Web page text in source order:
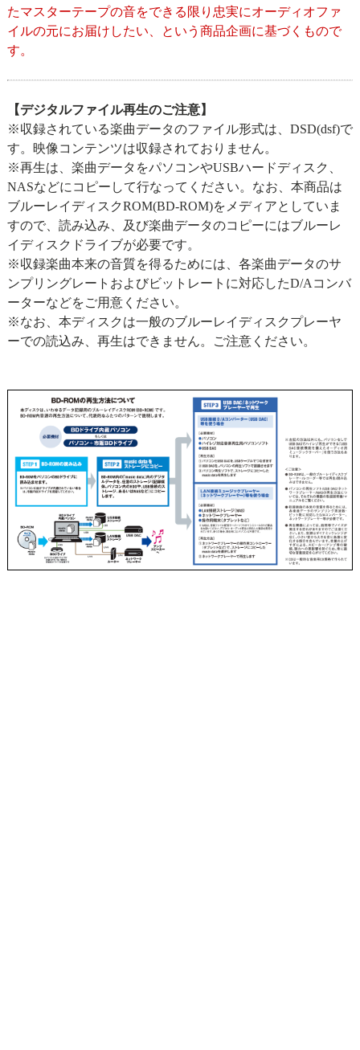
たマスターテープの音をできる限り忠実にオーディオファ
イルの元にお届けしたい、という商品企画に基づくもので
す。
【デジタルファイル再生のご注意】
※収録されている楽曲データのファイル形式は、DSD(dsf)で
す。映像コンテンツは収録されておりません。
※再生は、楽曲データをパソコンやUSBハードディスク、
NASなどにコピーして行なってください。なお、本商品は
ブルーレイディスクROM(BD-ROM)をメディアとしていま
すので、読み込み、及び楽曲データのコピーにはブルーレ
イディスクドライブが必要です。
※収録楽曲本来の音質を得るためには、各楽曲データのサ
ンプリングレートおよびビットレートに対応したD/Aコンバ
ーターなどをご用意ください。
※なお、本ディスクは一般のブルーレイディスクプレーヤ
ーでの読込み、再生はできません。ご注意ください。